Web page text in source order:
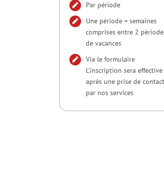
Par période
Une période = semaines
comprises entre 2
de vacances
Via le formulaire
L’inscription sera effective
après une prise de contact
par nos services